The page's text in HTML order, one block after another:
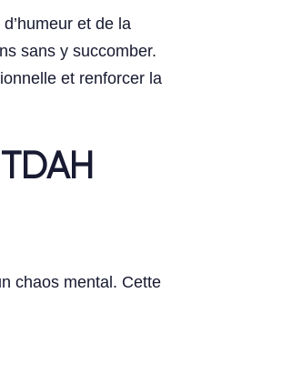
et de la
sans y succomber.
et renforcer la
chaos mental. Cette